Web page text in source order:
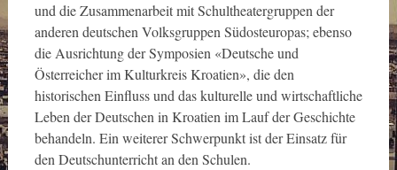
und die Zusammenarbeit mit Schultheatergruppen der
anderen deutschen Volksgruppen Südosteuropas; ebenso
die Ausrichtung der Symposien «Deutsche und
Österreicher im Kulturkreis Kroatien», die den
historischen Einfluss und das kulturelle und wirtschaftliche
Leben der Deutschen in Kroatien im Lauf der Geschichte
behandeln. Ein weiterer Schwerpunkt ist der Einsatz für
den Deutschunterricht an den Schulen.